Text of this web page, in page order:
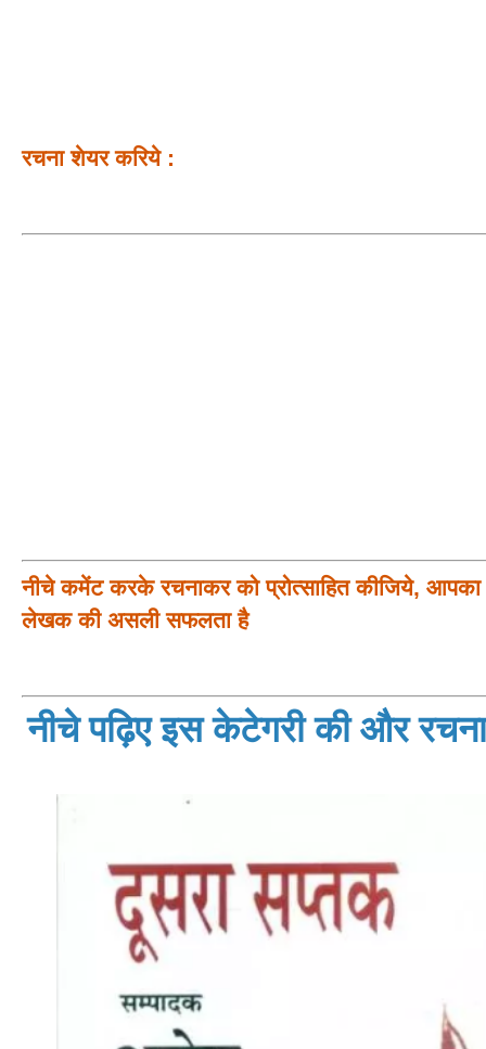
रचना शेयर करिये :
नीचे कमेंट करके रचनाकर को प्रोत्साहित कीजिये, आपका
लेखक की असली सफलता है
नीचे पढ़िए इस केटेगरी की और